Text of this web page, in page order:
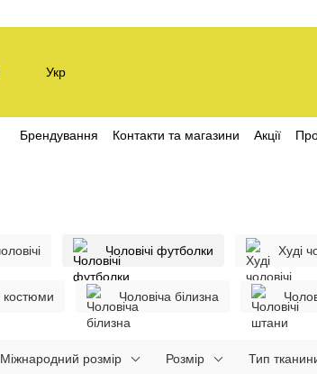
Укр
Брендування Контакти та магазини Акції
Чоловічі футболки Худі
костюми Чоловіча білизна
Міжнародний розмір Розмір Тип